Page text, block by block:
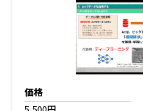
価格